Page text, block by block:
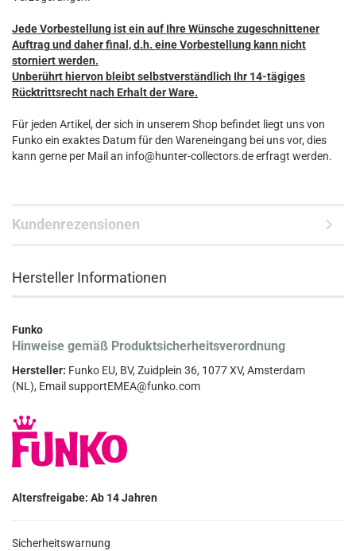
Jede Vorbestellung ist ein auf Ihre Wünsche zugeschnittener
Auftrag und daher final, d.h. eine Vorbestellung kann nicht
storniert werden.
Unberührt hiervon bleibt selbstverständlich Ihr 14-tägiges
Rücktrittsrecht nach Erhalt der Ware.
Für jeden Artikel, der sich in unserem Shop befindet liegt uns von
Funko ein exaktes Datum für den Wareneingang bei uns vor, dies
kann gerne per Mail an info@hunter-collectors.de erfragt werden.
Kundenrezensionen
Hersteller Informationen
Funko
Hinweise gemäß Produktsicherheitsverordnung
Hersteller: Funko EU, BV, Zuidplein 36, 1077 XV, Amsterdam
(NL), Email supportEMEA@funko.com
Altersfreigabe: Ab 14 Jahren
Sicherheitswarnung